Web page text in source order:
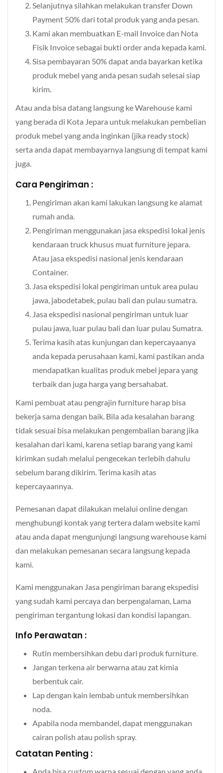
Selanjutnya silahkan melakukan transfer Down
Payment 50% dari total produk yang anda pesan.
Kami akan membuatkan E-mail Invoice dan Nota
Fisik Invoice sebagai bukti order anda kepada kami.
Sisa pembayaran 50% dapat anda bayarkan ketika
produk mebel yang anda pesan sudah selesai siap
kirim.
Atau anda bisa datang langsung ke Warehouse kami
yang berada di Kota Jepara untuk melakukan pembelian
produk mebel yang anda inginkan (jika ready stock)
serta anda dapat membayarnya langsung di tempat kami
juga.
Cara Pengiriman :
Pengiriman akan kami lakukan langsung ke alamat
rumah anda.
Pengiriman menggunakan jasa ekspedisi lokal jenis
kendaraan truck khusus muat furniture jepara.
Atau jasa ekspedisi nasional jenis kendaraan
Container.
Jasa ekspedisi lokal pengiriman untuk area pulau
jawa, jabodetabek, pulau bali dan pulau sumatra.
Jasa ekspedisi nasional pengiriman untuk luar
pulau jawa, luar pulau bali dan luar pulau Sumatra.
Terima kasih atas kunjungan dan kepercayaanya
anda kepada perusahaan kami, kami pastikan anda
mendapatkan kualitas produk mebel jepara yang
terbaik dan juga harga yang bersahabat.
Kami pembuat atau pengrajin furniture harap bisa
bekerja sama dengan baik. Bila ada kesalahan barang
tidak sesuai bisa melakukan pengembalian barang jika
kesalahan dari kami, karena setiap barang yang kami
kirimkan sudah melalui pengecekan terlebih dahulu
sebelum barang dikirim. Terima kasih atas
kepercayaannya.
Pemesanan dapat dilakukan melalui online dengan
menghubungi kontak yang tertera dalam website kami
atau anda dapat mengunjungi langsung warehouse kami
dan melakukan pemesanan secara langsung kepada
kami.
Kami menggunakan Jasa pengiriman barang ekspedisi
yang sudah kami percaya dan berpengalaman, Lama
pengiriman tergantung lokasi dan kondisi lapangan.
Info Perawatan :
Rutin membersihkan debu dari produk furniture.
Jangan terkena air berwarna atau zat kimia
berbentuk cair.
Lap dengan kain lembab untuk membersihkan
noda.
Apabila noda membandel, dapat menggunakan
cairan polish atau polish spray.
Catatan Penting :